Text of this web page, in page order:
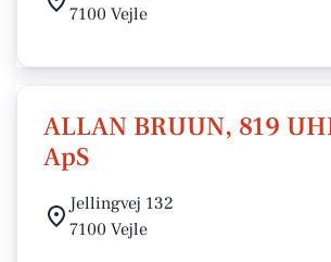
7100 Vejle
ALLAN BRUUN, 819
ApS
Jellingvej 132
7100 Vejle